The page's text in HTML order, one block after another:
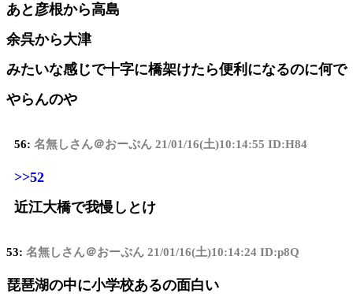
あと彦根から高島
余呉から大津
みたいな感じで十字に橋架けたら便利になるのに何で
やらんのや
56: 名無しさん＠おーぷん 21/01/16(土)10:14:55 ID:H84
>>52
近江大橋で我慢しとけ
53: 名無しさん＠おーぷん 21/01/16(土)10:14:24 ID:p8Q
琵琶湖の中に小学校あるの面白い